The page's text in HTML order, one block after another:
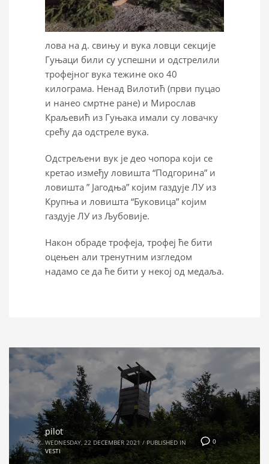
лова на д. свињу и вука ловци секције
Гуњаци били су успешни и одстрелили
трофејног вука тежине око 40
килограма. Ненад Вилотић (први пуцао
и нанео смртне ране) и Мирослав
Краљевић из Гуњака имали су ловачку
срећу да одстреле вука.
Одстрељени вук је део чопора који се
кретао између ловишта “Подгорина” и
ловишта ” Јагодња” којим газдује ЛУ из
Крупња и ловишта “Буковица” којим
газдује ЛУ из Љубовије.
Након обраде трофеја, трофеј ће бити
оцењен али тренутним изгледом
надамо се да ће бити у некој од медаља.
0
pilot
WEDNESDAY, 22 DECEMBER 2021 / PUBLISHED IN
VESTI